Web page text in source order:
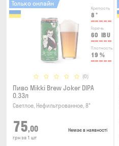
Крепость
8 °
Горечь
60 IBU
Плотность
19 %
(0)
Только онлайн
Пиво Mikki Brew Joker DIPA
0.33л
Светлое, Нефильтрованное, 8°
75,00
грн за 1 шт
Немає в наявності